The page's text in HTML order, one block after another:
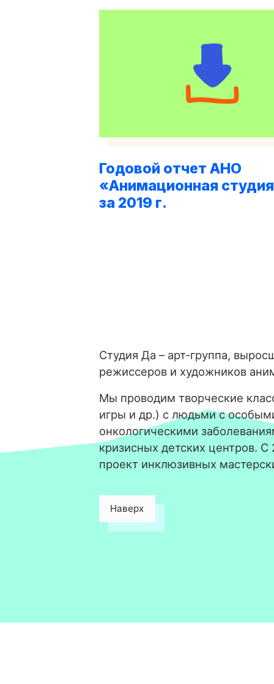
Годовой отчет АНО
«Анимационная
за 2019 г.
Студия Да – арт-группа,
режиссеров и художников
Мы проводим творческие
игры и др.) с людьми с
онкологическими
кризисных детских центров.
проект инклюзивных
Наверх